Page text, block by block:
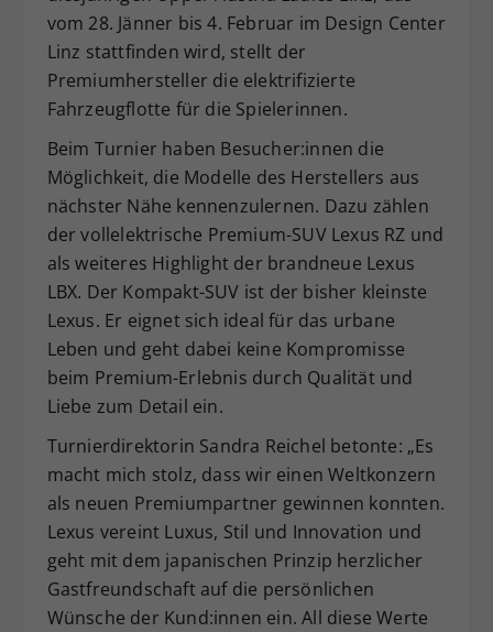
vom 28. Jänner bis 4. Februar im Design Center
Linz stattfinden wird, stellt der
Premiumhersteller die elektrifizierte
Fahrzeugflotte für die Spielerinnen.
Beim Turnier haben Besucher:innen die
Möglichkeit, die Modelle des Herstellers aus
nächster Nähe kennenzulernen. Dazu zählen
der vollelektrische Premium-SUV Lexus RZ und
als weiteres Highlight der brandneue Lexus
LBX. Der Kompakt-SUV ist der bisher kleinste
Lexus. Er eignet sich ideal für das urbane
Leben und geht dabei keine Kompromisse
beim Premium-Erlebnis durch Qualität und
Liebe zum Detail ein.
Turnierdirektorin Sandra Reichel betonte: „Es
macht mich stolz, dass wir einen Weltkonzern
als neuen Premiumpartner gewinnen konnten.
Lexus vereint Luxus, Stil und Innovation und
geht mit dem japanischen Prinzip herzlicher
Gastfreundschaft auf die persönlichen
Wünsche der Kund:innen ein. All diese Werte
Zweck
Dieser Wert speichert Ihre Consent-
Einstellungen. Unter anderem eine
zufällig generierte ID, für die
historische Speicherung Ihrer
vorgenommen Einstellungen, falls der
Webseiten-Betreiber dies eingestellt
hat.